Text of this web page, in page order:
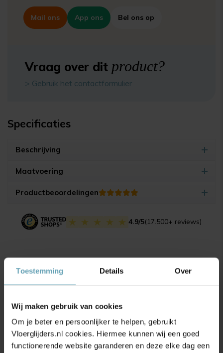
Toestemming Details Over
Wij maken gebruik van cookies
Om je beter en persoonlijker te helpen, gebruikt
Vloerglijders.nl cookies. Hiermee kunnen wij een goed
functionerende website garanderen en deze elke dag een
Mail ons App ons Bel ons op
Vraag over dit product?
> Gebruik het contactformulier
Specificaties
Beschrijving
Maatvoering
Productbeoordelingen
4.9/5(17.500+ reviews)